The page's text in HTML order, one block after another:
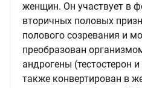
женщин. Он участвует в
вторичных половых
полового созревания и
преобразован
андрогены (тестостерон
также конвертирован в